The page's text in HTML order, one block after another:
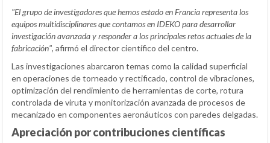
"El grupo de investigadores que hemos estado en Francia representa los
equipos multidisciplinares que contamos en IDEKO para desarrollar
investigación avanzada y responder a los principales retos actuales de la
fabricación", afirmó el director científico del centro.
Las investigaciones abarcaron temas como la calidad superficial
en operaciones de torneado y rectificado, control de vibraciones,
optimización del rendimiento de herramientas de corte, rotura
controlada de viruta y monitorización avanzada de procesos de
mecanizado en componentes aeronáuticos con paredes delgadas.
Apreciación por contribuciones científicas